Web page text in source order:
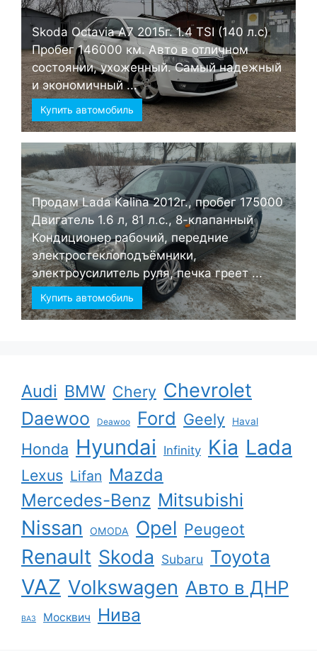
Skoda Octavia А7 2015г. 1.4 TSI (140 л.с)
Пробег 146000 км. Авто в отличном
состоянии, ухоженный. Самый надежный
и экономичный ...
Купить автомобиль
Продам Lada Kalina 2012г., пробег 175000
Двигатель 1.6 л, 81 л.с., 8-клапанный
Кондиционер рабочий, передние
электростеклоподъёмники,
электроусилитель руля, печка греет ...
Купить автомобиль
Audi BMW Chery Chevrolet
Daewoo Deawoo Ford Geely Haval
Honda Hyundai Infinity Kia Lada
Lexus Lifan Mazda
Mercedes-Benz Mitsubishi
Nissan OMODA Opel Peugeot
Renault Skoda Subaru Toyota
VAZ Volkswagen Авто в ДНР
ВАЗ Москвич Нива